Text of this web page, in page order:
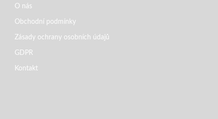
O nás
Obchodní podmínky
Zásady ochrany osobních údajů
GDPR
Kontakt